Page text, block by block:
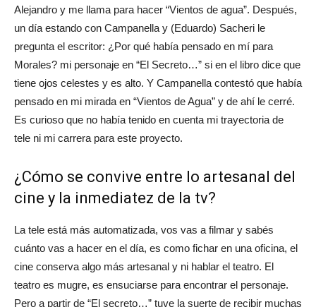
Alejandro y me llama para hacer “Vientos de agua”. Después,
un día estando con Campanella y (Eduardo) Sacheri le
pregunta el escritor: ¿Por qué había pensado en mí para
Morales? mi personaje en “El Secreto…” si en el libro dice que
tiene ojos celestes y es alto. Y Campanella contestó que había
pensado en mi mirada en “Vientos de Agua” y de ahí le cerré.
Es curioso que no había tenido en cuenta mi trayectoria de
tele ni mi carrera para este proyecto.
¿Cómo se convive entre lo artesanal del
cine y la inmediatez de la tv?
La tele está más automatizada, vos vas a filmar y sabés
cuánto vas a hacer en el día, es como fichar en una oficina, el
cine conserva algo más artesanal y ni hablar el teatro. El
teatro es mugre, es ensuciarse para encontrar el personaje.
Pero a partir de “El secreto…” tuve la suerte de recibir muchas